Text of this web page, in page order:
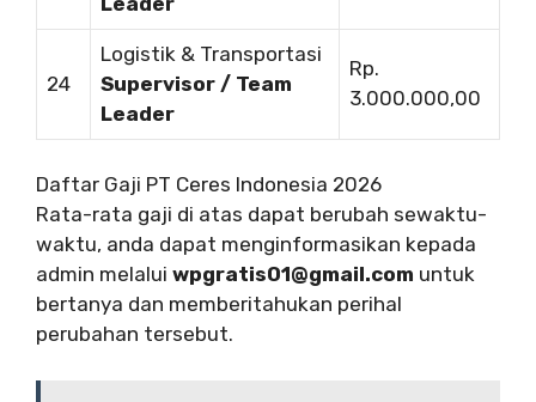
24
Logistik & Transportasi
Supervisor / Team
Leader
Rp.
3.000.000,00
Daftar Gaji PT Ceres Indonesia 2026
Rata-rata gaji di atas dapat berubah sewaktu-
waktu, anda dapat menginformasikan kepada
admin melalui wpgratis01@gmail.com untuk
bertanya dan memberitahukan perihal
perubahan tersebut.